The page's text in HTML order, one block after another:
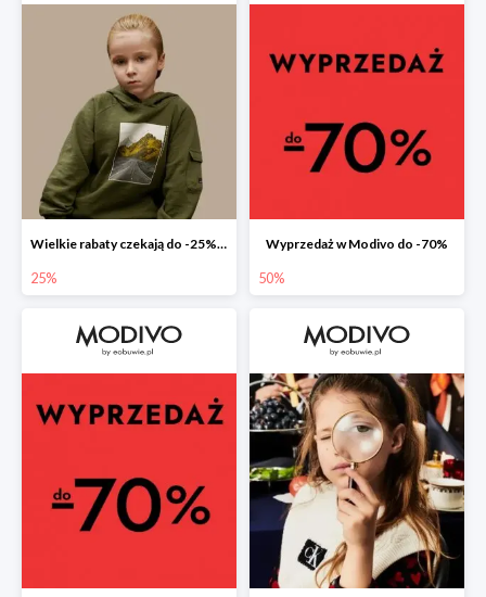
Wielkie rabaty czekają do -25% na nieprzecenione produkty
25%
Wyprzedaż w Modivo do -70%
50%